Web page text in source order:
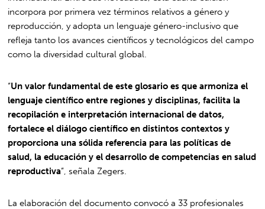
incorpora por primera vez términos relativos a género y
reproducción, y adopta un lenguaje género-inclusivo que
refleja tanto los avances científicos y tecnológicos del campo
como la diversidad cultural global.
“Un valor fundamental de este glosario es que armoniza el
lenguaje científico entre regiones y disciplinas, facilita la
recopilación e interpretación internacional de datos,
fortalece el diálogo científico en distintos contextos y
proporciona una sólida referencia para las políticas de
salud, la educación y el desarrollo de competencias en salud
reproductiva”, señala Zegers.
La elaboración del documento convocó a 33 profesionales